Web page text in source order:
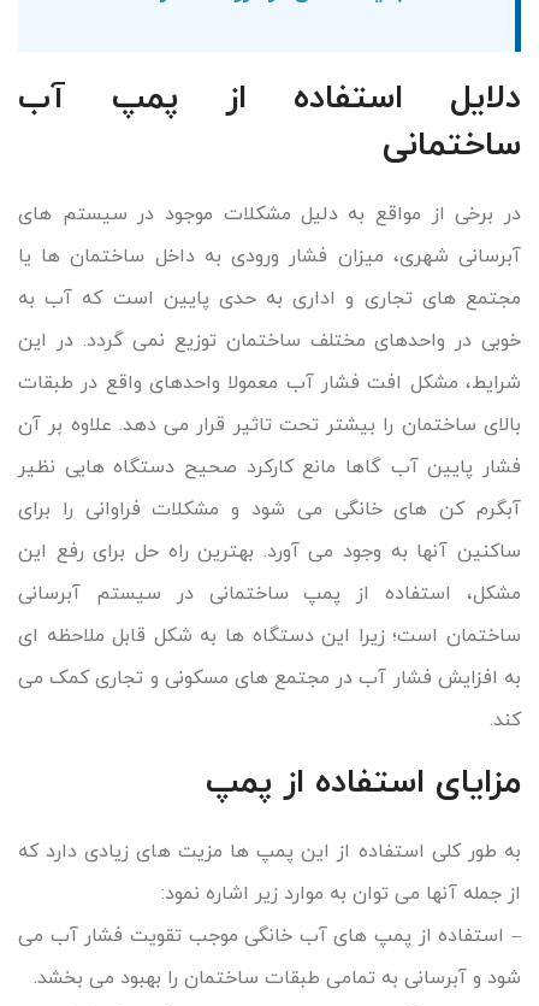
دلایل استفاده از پمپ آب
ساختمانی
در برخی از مواقع به دلیل مشکلات موجود در سیستم های
آبرسانی شهری، میزان فشار ورودی به داخل ساختمان ها یا
مجتمع های تجاری و اداری به حدی پایین است که آب به
خوبی در واحدهای مختلف ساختمان توزیع نمی گردد. در این
شرایط، مشکل افت فشار آب معمولا واحدهای واقع در طبقات
بالای ساختمان را بیشتر تحت تاثیر قرار می دهد. علاوه بر آن
فشار پایین آب گاها مانع کارکرد صحیح دستگاه هایی نظیر
آبگرم کن های خانگی می شود و مشکلات فراوانی را برای
ساکنین آنها به وجود می آورد. بهترین راه حل برای رفع این
مشکل، استفاده از پمپ ساختمانی در سیستم آبرسانی
ساختمان است؛ زیرا این دستگاه ها به شکل قابل ملاحظه ای
به افزایش فشار آب در مجتمع های مسکونی و تجاری کمک می
کند.
مزایای استفاده از پمپ
به طور کلی استفاده از این پمپ ها مزیت های زیادی دارد که
از جمله آنها می توان به موارد زیر اشاره نمود:
– استفاده از پمپ های آب خانگی موجب تقویت فشار آب می
شود و آبرسانی به تمامی طبقات ساختمان را بهبود می بخشد.